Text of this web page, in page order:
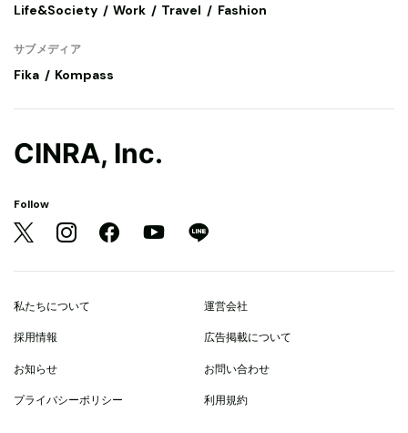
Life&Society
Work Travel Fashion
サブメディア
Fika Kompass
CINRA, Inc.
Follow
私たちについて 運営会社
採用情報 広告掲載について
お知らせ お問い合わせ
プライバシーポリシー 利用規約